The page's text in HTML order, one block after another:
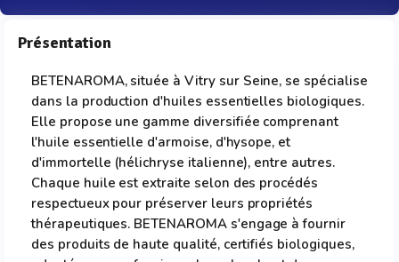
Présentation
BETENAROMA, située à Vitry sur Seine, se spécialise
dans la production d'huiles essentielles biologiques.
Elle propose une gamme diversifiée comprenant
l'huile essentielle d'armoise, d'hysope, et
d'immortelle (hélichryse italienne), entre autres.
Chaque huile est extraite selon des procédés
respectueux pour préserver leurs propriétés
thérapeutiques. BETENAROMA s'engage à fournir
des produits de haute qualité, certifiés biologiques,